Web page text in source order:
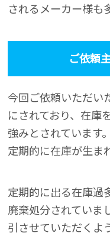
されるメーカー様も
ご依頼
今回ご依頼いただい
にされており、在庫
強みとされています
定期的に在庫が生ま
定期的に出る在庫過
廃棄処分されていま
引させていただくよ